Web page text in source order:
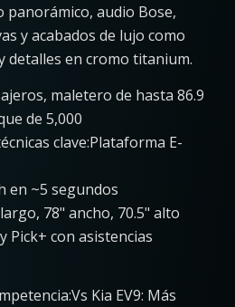
panorámico, audio Bose,
y acabados de lujo como
detalles en cromo titanium.
maletero de hasta 86.9
de 5,000
clave:Plataforma E-
en ~5 segundos
78" ancho, 70.5" alto
Pick+ con asistencias
Kia EV9: Más